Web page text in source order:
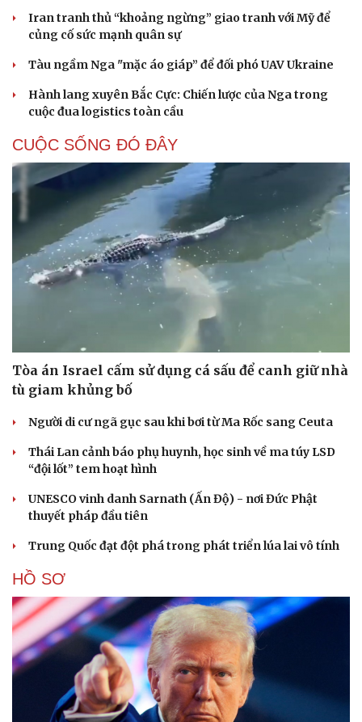
Iran tranh thủ “khoảng ngừng” giao tranh với Mỹ để
củng cố sức mạnh quân sự
Tàu ngầm Nga "mặc áo giáp” để đối phó UAV Ukraine
Hành lang xuyên Bắc Cực: Chiến lược của Nga trong
cuộc đua logistics toàn cầu
CUỘC SỐNG ĐÓ ĐÂY
Tòa án Israel cấm sử dụng cá sấu để canh giữ nhà
tù giam khủng bố
Người di cư ngã gục sau khi bơi từ Ma Rốc sang Ceuta
Thái Lan cảnh báo phụ huynh, học sinh về ma túy LSD
“đội lốt” tem hoạt hình
UNESCO vinh danh Sarnath (Ấn Độ) - nơi Đức Phật
thuyết pháp đầu tiên
Trung Quốc đạt đột phá trong phát triển lúa lai vô tính
HỒ SƠ